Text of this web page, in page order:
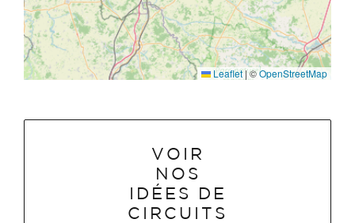
Leaflet|©OpenStreetMap
VOIR
NOS
IDÉES DE
CIRCUITS